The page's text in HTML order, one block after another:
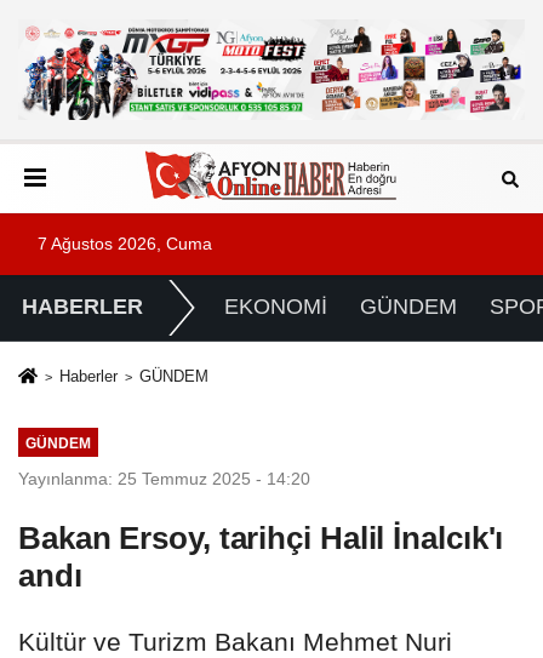
7 Ağustos 2026, Cuma
HABERLER EKONOMİ GÜNDEM
Haberler GÜNDEM
GÜNDEM
Yayınlanma: 25 Temmuz 2025 - 14:20
Bakan Ersoy, tarihçi Halil İnalcık'ı
andı
Kültür ve Turizm Bakanı Mehmet Nuri